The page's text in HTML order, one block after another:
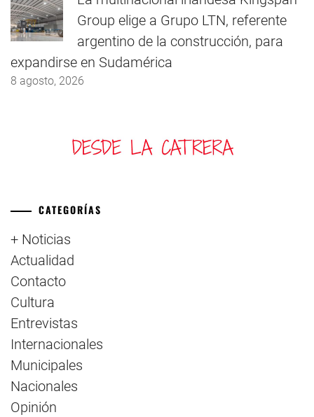
Group elige a Grupo LTN, referente
argentino de la construcción, para
expandirse en Sudamérica
8 agosto, 2026
CATEGORÍAS
+ Noticias
Actualidad
Contacto
Cultura
Entrevistas
Internacionales
Municipales
Nacionales
Opinión